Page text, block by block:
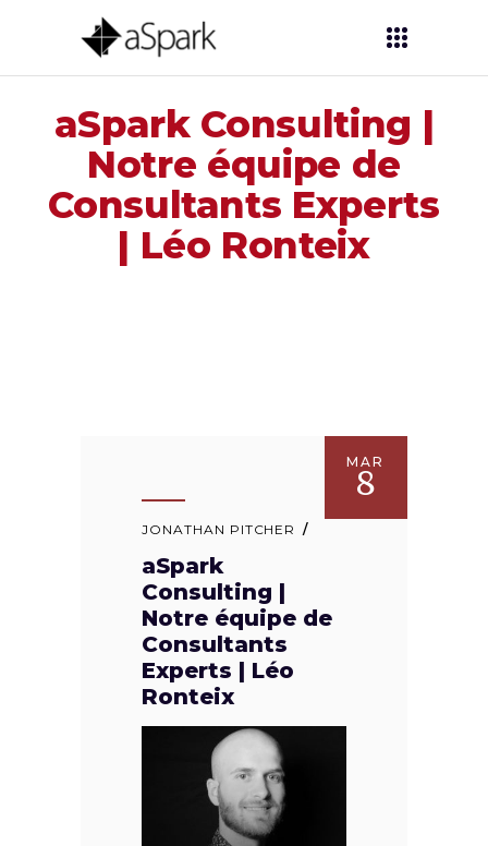
aSpark Consulting |
Notre équipe de
Consultants Experts
| Léo Ronteix
MAR
8
JONATHAN PITCHER
aSpark
Consulting |
Notre équipe de
Consultants
Experts | Léo
Ronteix